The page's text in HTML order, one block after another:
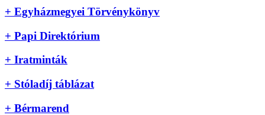
+ Egyházmegyei Törvénykönyv
+ Papi Direktórium
+ Iratminták
+ Stóladíj táblázat
+ Bérmarend